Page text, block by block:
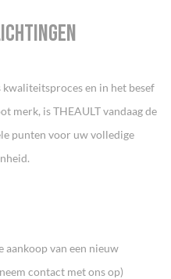
en in het besef
merk, is THEAULT vandaag de
punten voor uw volledige
aankoop van een nieuw
contact met ons op)